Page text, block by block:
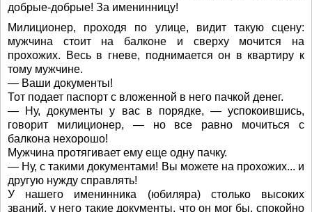
добрые-добрые! За именинницу!
Милиционер, проходя по улице, видит такую сцену:
мужчина стоит на балконе и сверху мочится на
прохожих. Весь в гневе, поднимается он в квартиру к
тому мужчине.
— Ваши документы!
Тот подает паспорт с вложенной в него пачкой денег.
— Ну, документы у вас в порядке, — успокоившись,
говорит милиционер, — но все равно мочиться с
балкона нехорошо!
Мужчина протягивает ему еще одну пачку.
— Ну, с такими документами! Вы можете на прохожих... и
другую нужду справлять!
У нашего именинника (юбиляра) столько высоких
званий, у него такие документы, что он мог бы, спокойно